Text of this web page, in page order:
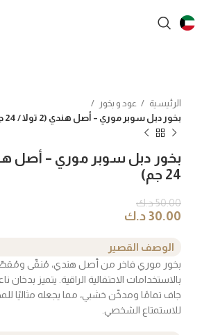
الرئيسية
عود و بخور
بخور دبل سوبر موري – أصل هندي (2 تولا / 24 جم)
SOLD OUT
Click to enlarge
24 جم)
50.00د.ك
30.00 د.ك
الوصف القصير
بخور موري فاخر من أصل هندي، مُنقّى ومُقطّع
بالاستخدامات الاحتفالية الراقية. يتميز بدخان
جاف تمامًا ومدخّن خشبي، مما يجعله مثاليًا
للاستمتاع الشخصي.